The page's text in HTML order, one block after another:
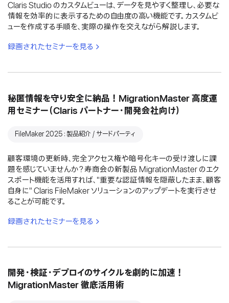
Claris Studio のカスタムビューは、データを見やすく整理し、必要な
情報を効率的に表示するための自由度の高い機能です。カスタムビ
ューを作成する手順を、実際の操作を交えながら解説します。
録画されたセミナーを見る
秘匿情報を守り安全に納品！MigrationMaster 高度運
用セミナー（Claris パートナー・開発会社向け）
FileMaker 2025：製品紹介 / サードパーティ
顧客環境の更新時、完全アクセス権や暗号化キーの受け渡しに課
題を感じていませんか？寿商会の新製品 MigrationMaster のエク
スポート機能を活用すれば、"重要な認証情報を隠蔽したまま、顧客
自身に" Claris FileMaker ソリューションのアップデートを実行させ
ることが可能です。
録画されたセミナーを見る
開発・検証・デプロイのサイクルを劇的に加速！
MigrationMaster 徹底活用術